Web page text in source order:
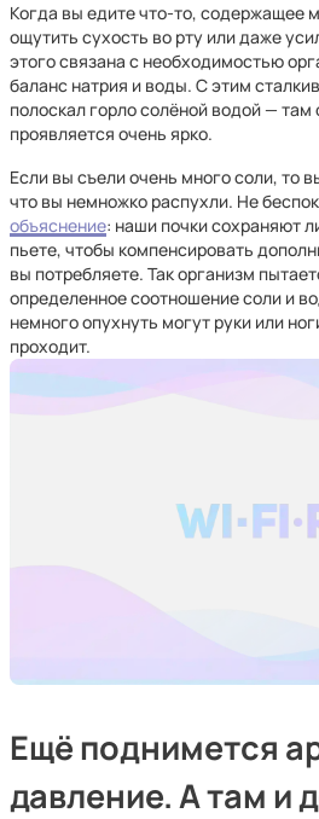
Когда вы едите что-то, содержащее
ощутить сухость во рту или даже
этого связана с необходимостью
баланс натрия и воды. С этим
полоскал горло солёной водой — там
проявляется очень ярко.
Если вы съели очень много соли, то
что вы немножко распухли. Не
объяснение: наши почки сохраняют
пьете, чтобы компенсировать
вы потребляете. Так организм
определенное соотношение соли и
немного опухнуть могут руки или
проходит.
Ещё поднимется
давление. А там и